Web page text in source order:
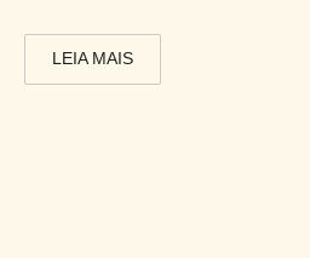
LEIA MAIS